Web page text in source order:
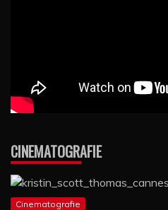
CINEMATOGRAFIE
Cinematografie